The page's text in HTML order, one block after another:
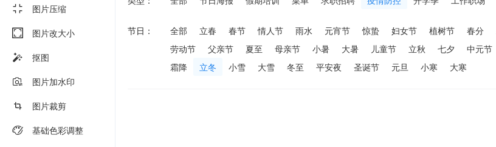
图片压缩
图片改大小
抠图
图片加水印
图片裁剪
基础色彩调整
节日： 全部 立春 春节 情人节 雨水 元宵节 惊蛰 妇女节 植树节 春分
劳动节
父亲节 夏至 母亲节 小暑 大暑 儿童节 立秋 七夕 中元节
霜降
立冬 小雪 大雪 冬至 平安夜 圣诞节 元旦 小寒 大寒